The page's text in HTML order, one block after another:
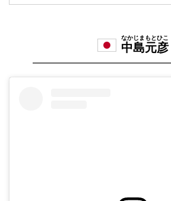
中島元彦
なかじまもとひこ